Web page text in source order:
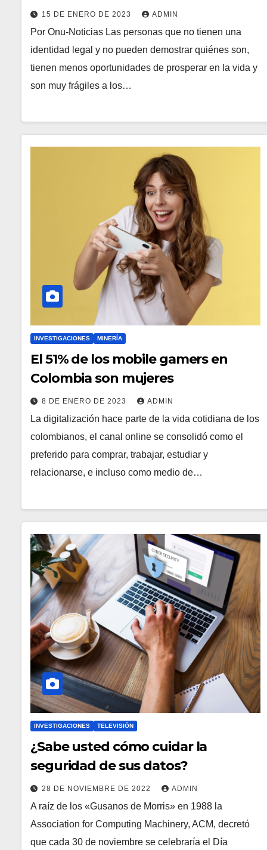
15 DE ENERO DE 2023 ADMIN
Por Onu-Noticias Las personas que no tienen una
identidad legal y no pueden demostrar quiénes son,
tienen menos oportunidades de prosperar en la vida y
son muy frágiles a los…
INVESTIGACIONES MINERÍA
El 51% de los mobile gamers en
Colombia son mujeres
8 DE ENERO DE 2023 ADMIN
La digitalización hace parte de la vida cotidiana de los
colombianos, el canal online se consolidó como el
preferido para comprar, trabajar, estudiar y
relacionarse, e incluso como medio de…
INVESTIGACIONES TELEVISIÓN
¿Sabe usted cómo cuidar la
seguridad de sus datos?
28 DE NOVIEMBRE DE 2022 ADMIN
A raíz de los «Gusanos de Morris» en 1988 la
Association for Computing Machinery, ACM, decretó
que cada 30 de noviembre se celebraría el Día